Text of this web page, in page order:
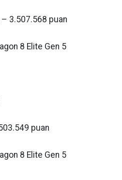
– 3.507.568 puan
8 Elite Gen 5
puan
8 Elite Gen 5